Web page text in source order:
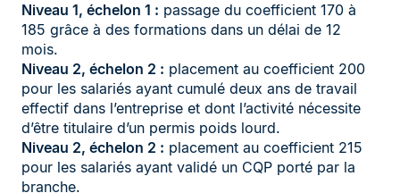
Niveau 1, échelon 1 : passage du coefficient 170 à
185 grâce à des formations dans un délai de 12
mois.
Niveau 2, échelon 2 : placement au coefficient 200
pour les salariés ayant cumulé deux ans de travail
effectif dans l’entreprise et dont l’activité nécessite
d’être titulaire d’un permis poids lourd.
Niveau 2, échelon 2 : placement au coefficient 215
pour les salariés ayant validé un CQP porté par la
branche.